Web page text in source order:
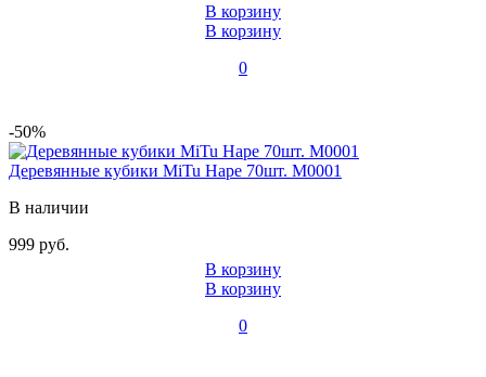
В корзину
В корзину
0
-50%
Деревянные кубики MiTu Hape 70шт. M0001
В наличии
999 руб.
В корзину
В корзину
0